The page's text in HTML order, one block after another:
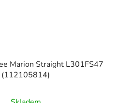
Marion Straight L301FS47
(112105814)